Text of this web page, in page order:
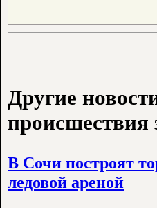
Другие
происшествия
В Сочи построят
ледовой ареной